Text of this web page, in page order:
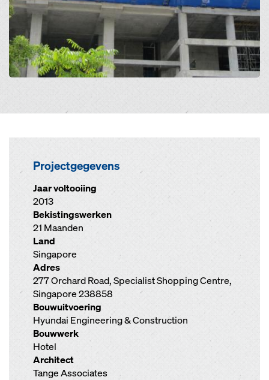
Projectgegevens
Jaar voltooiing
2013
Bekistingswerken
21 Maanden
Land
Singapore
Adres
277 Orchard Road, Specialist Shopping Centre,
Singapore 238858
Bouwuitvoering
Hyundai Engineering & Construction
Bouwwerk
Hotel
Architect
Tange Associates